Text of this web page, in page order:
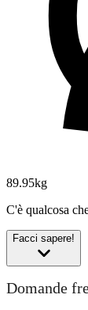
89.95kg
C'è qualcosa
Facci sapere!
Domande